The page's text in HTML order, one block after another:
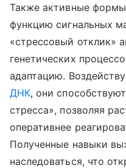
Также активные
функцию сигнальных
«стрессовый отклик»
генетических
адаптацию.
ДНК, они
стресса», позволяя
оперативнее
Полученные навыки
наследоваться, что